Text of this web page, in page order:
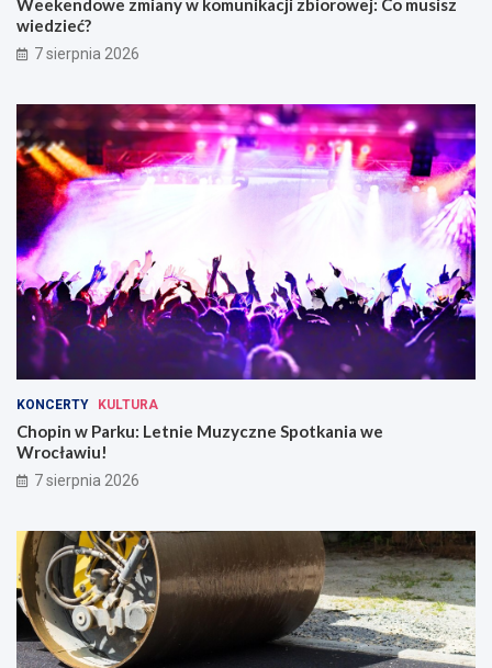
W
r
o
a
w
i
u
Weekendowe zmiany w komunikacji zbiorowej: Co musisz
wiedzieć?
7 sierpnia 2026
KONCERTY KULTURA
Chopin w Parku: Letnie Muzyczne Spotkania we
Wrocławiu!
7 sierpnia 2026